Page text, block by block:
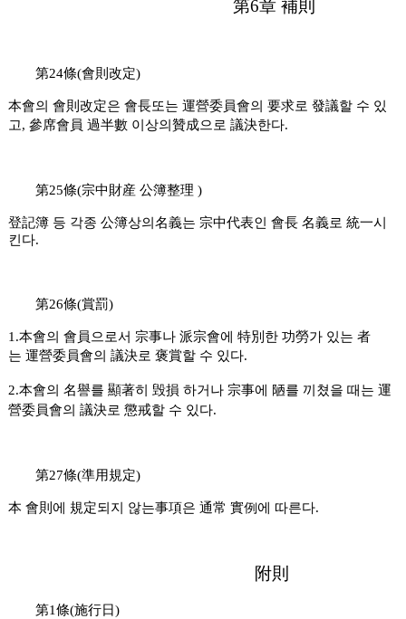
第6章 補則
第24條(會則改定)
本會의 會則改定은 會長또는 運營委員會의 要求로 發議할 수 있
고, 參席會員 過半數 이상의贊成으로 議決한다.
第25條(宗中財産 公簿整理 )
登記簿 등 각종 公簿상의名義는 宗中代表인 會長 名義로 統一시
킨다.
第26條(賞罰)
1.本會의 會員으로서 宗事나 派宗會에 特別한 功勞가 있는 者
는 運營委員會의 議決로 褒賞할 수 있다.
2.本會의 名譽를 顯著히 毁損 하거나 宗事에 陋를 끼쳤을 때는 運
營委員會의 議決로 懲戒할 수 있다.
第27條(準用規定)
本 會則에 規定되지 않는事項은 通常 實例에 따른다.
附則
第1條(施行日)